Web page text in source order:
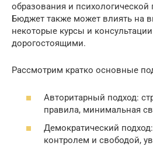
образования и психологической
Бюджет также может влиять на
некоторые курсы и
дорогостоящими.
Рассмотрим кратко основные
Авторитарный подход:
правила, минимальная
Демократический
контролем и свободой,